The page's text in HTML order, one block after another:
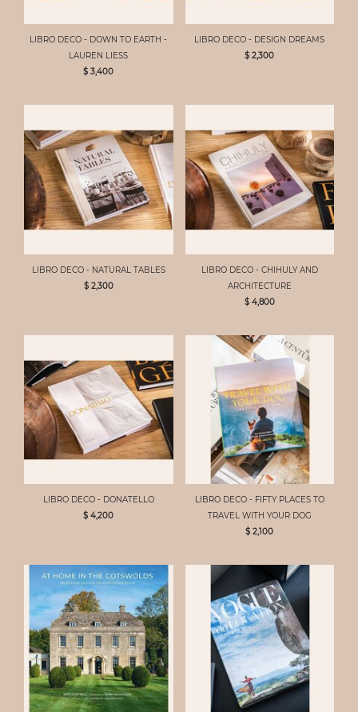
LIBRO DECO - DOWN TO EARTH -
LAUREN LIESS
$ 3,400
LIBRO DECO - DESIGN DREAMS
$ 2,300
LIBRO DECO - NATURAL TABLES
$ 2,300
LIBRO DECO - CHIHULY AND
ARCHITECTURE
$ 4,800
LIBRO DECO - DONATELLO
$ 4,200
LIBRO DECO - FIFTY PLACES TO
TRAVEL WITH YOUR DOG
$ 2,100